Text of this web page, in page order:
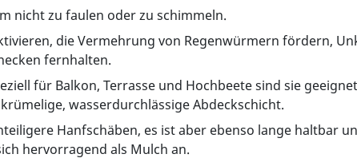
nicht zu faulen oder zu schimmeln.
die Vermehrung von Regenwürmern fördern,
fernhalten.
für Balkon, Terrasse und Hochbeete sind sie
wasserdurchlässige Abdeckschicht.
Hanfschäben, es ist aber ebenso lange haltbar
hervorragend als Mulch an.